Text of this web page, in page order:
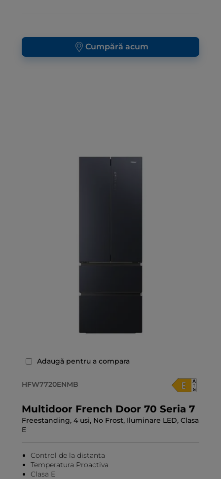
Cumpără acum
Adaugă pentru a compara
HFW7720ENMB
Multidoor French Door 70 Seria 7
Freestanding, 4 usi, No Frost, Iluminare LED, Clasa
E
Control de la distanta
Temperatura Proactiva
Clasa E